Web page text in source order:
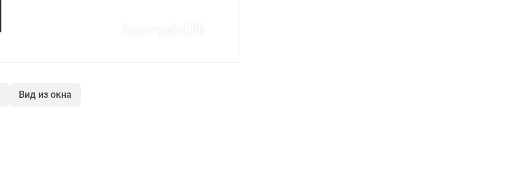
Вид из окна